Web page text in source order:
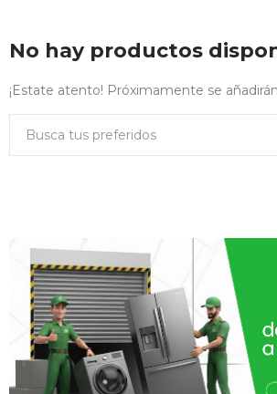
No hay productos
¡Estate atento! Próximamente se